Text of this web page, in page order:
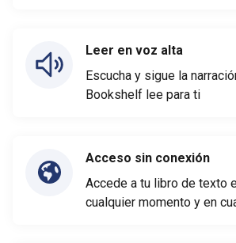
Leer en voz alta
Escucha y sigue la
Bookshelf lee para ti
Acceso sin conexión
Accede a tu libro de texto
cualquier momento y en